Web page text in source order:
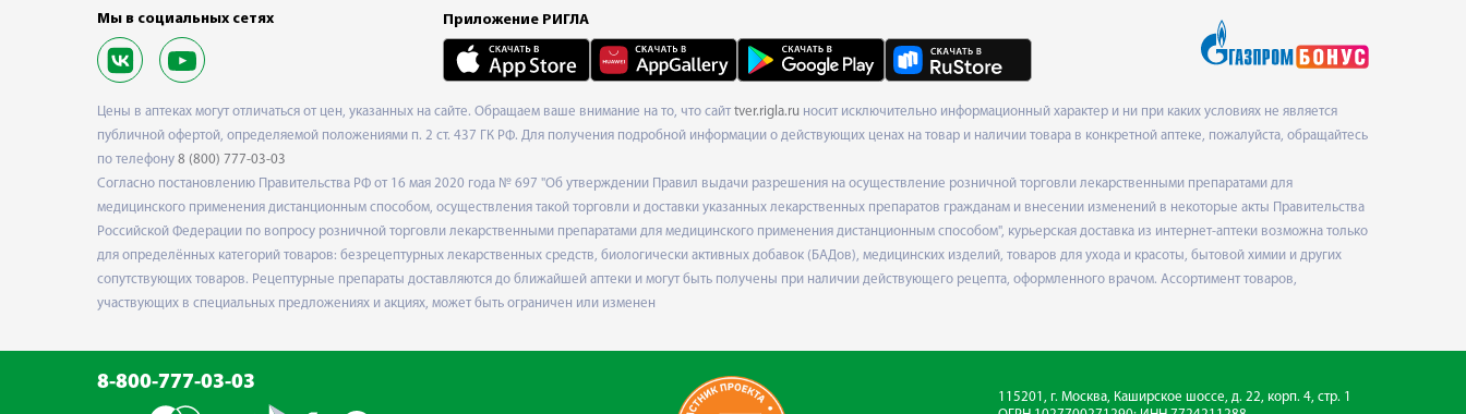
Мы в социальных сетях Приложение РИГЛА
Цены в аптеках могут отличаться от цен, указанных на сайте. Обращаем ваше внимание на то, что сайт tver.rigla.ru носит исключительно информационный характер и ни при каких условиях не является
публичной офертой, определяемой положениями п. 2 ст. 437 ГК РФ. Для получения подробной информации о действующих ценах на товар и наличии товара в конкретной аптеке, пожалуйста, обращайтесь
по телефону 8 (800) 777-03-03
Согласно постановлению Правительства РФ от 16 мая 2020 года № 697 "Об утверждении Правил выдачи разрешения на осуществление розничной торговли лекарственными препаратами для
медицинского применения дистанционным способом, осуществления такой торговли и доставки указанных лекарственных препаратов гражданам и внесении изменений в некоторые акты Правительства
Российской Федерации по вопросу розничной торговли лекарственными препаратами для медицинского применения дистанционным способом", курьерская доставка из интернет-аптеки возможна только
для определённых категорий товаров: безрецептурных лекарственных средств, биологически активных добавок (БАДов), медицинских изделий, товаров для ухода и красоты, бытовой химии и других
сопутствующих товаров. Рецептурные препараты доставляются до ближайшей аптеки и могут быть получены при наличии действующего рецепта, оформленного врачом. Ассортимент товаров,
участвующих в специальных предложениях и акциях, может быть ограничен или изменен
8-800-777-03-03
115201, г. Москва, Каширское шоссе, д. 22, корп. 4, стр. 1